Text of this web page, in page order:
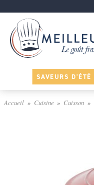
SAVEURS D'ÉTÉ
Accueil Cuisine Cuisson